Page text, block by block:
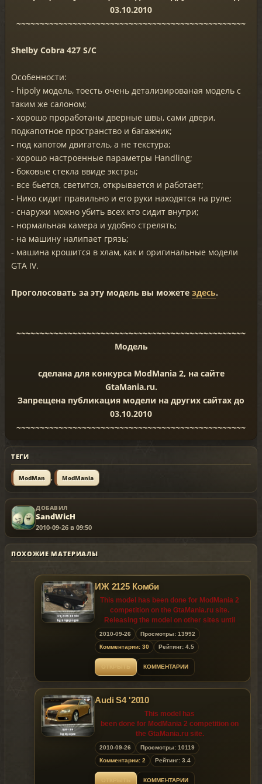
03.10.2010
~~~~~~~~~~~~~~~~~~~~~~~~~~~~~~~~~~~~~~~~~~~~~~~~~
Shelby Cobra 427 S/C
Особенности:
- hipoly модель, тоесть очень детализированая модель с
таким же салоном;
- хорошо проработаны дверные швы, сами двери,
подкапотное пространство и багажник;
- под капотом двигатель, а не текстура;
- хорошо настроенные параметры Handling;
- боковые стекла ввиде экстры;
- все бьется, светится, открывается и работает;
- Нико сидит правильно и его руки находятся на руле;
- снаружи можно убить всех кто сидит внутри;
- нормальная камера и удобно стрелять;
- на машину налипает грязь;
- машина крошится в хлам, как и оригинальные модели
GTA IV.
Проголосовать за эту модель вы можете здесь.
~~~~~~~~~~~~~~~~~~~~~~~~~~~~~~~~~~~~~~~~~~~~~~~~~
Модель
сделана для конкурса ModMania 2, на сайте
GtaMania.ru.
Запрещена публикация модели на других сайтах до
03.10.2010
~~~~~~~~~~~~~~~~~~~~~~~~~~~~~~~~~~~~~~~~~~~~~~~~~
ТЕГИ
ModMan , ModMania
ДОБАВИЛ
SandWicH
2010-09-26 в 09:50
ПОХОЖИЕ МАТЕРИАЛЫ
ИЖ 2125 Комби
This model has been done for ModMania 2
competition on the GtaMania.ru site.
Releasing the model on other sites until
10.03.2010 (the 3rd of October 2010) is
prohibited!
2010-09-26
Просмотры: 13992
Комментарии: 30
Рейтинг: 4.5
КОММЕНТАРИИ
Audi S4 '2010
This model has
been done for ModMania 2 competition on
the GtaMania.ru site.
Releasing the model on other sites until
10.03.2010 (the 3rd
of October 2010) is prohibited!
2010-09-26
Просмотры: 10119
Комментарии: 2
Рейтинг: 3.4
КОММЕНТАРИИ